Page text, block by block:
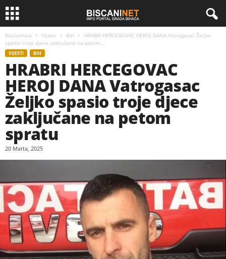
Naslovnica Vijesti BiH
HRABRI HERCEGOVAC HEROJ DANA Vatrogasac Željko
spasio troje djece zaključane na petom...
VIJESTI BIH
HRABRI HERCEGOVAC
HEROJ DANA Vatrogasac
Željko spasio troje djece
zaključane na petom
spratu
20 Marta, 2025